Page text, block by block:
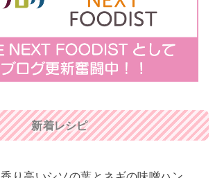
新着レシピ